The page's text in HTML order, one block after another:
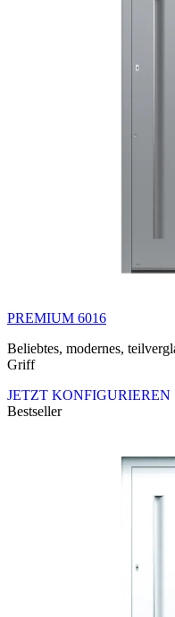
PREMIUM 6016
Beliebtes, modernes,
Griff
JETZT KONFIGURIEREN
Bestseller